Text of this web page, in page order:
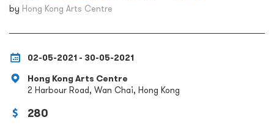
by Hong Kong Arts Centre
02-05-2021 - 30-05-2021
Hong Kong Arts Centre
2 Harbour Road, Wan Chai, Hong Kong
280